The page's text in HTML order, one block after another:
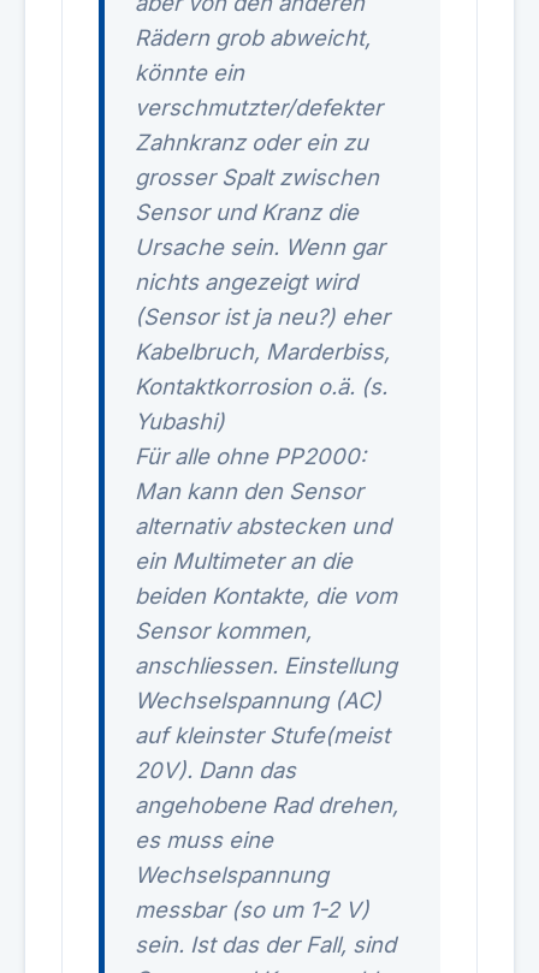
Rädern grob abweicht,
könnte ein
verschmutzter/defekter
Zahnkranz oder ein zu
grosser Spalt zwischen
Sensor und Kranz die
Ursache sein. Wenn gar
nichts angezeigt wird
(Sensor ist ja neu?) eher
Kabelbruch, Marderbiss,
Kontaktkorrosion o.ä. (s.
Yubashi)
Für alle ohne PP2000:
Man kann den Sensor
alternativ abstecken und
ein Multimeter an die
beiden Kontakte, die vom
Sensor kommen,
anschliessen. Einstellung
Wechselspannung (AC)
auf kleinster Stufe(meist
20V). Dann das
angehobene Rad drehen,
es muss eine
Wechselspannung
messbar (so um 1-2 V)
sein. Ist das der Fall, sind